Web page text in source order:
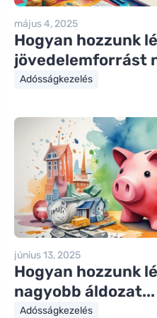
május 4, 2025
Hogyan hozzunk
jövedelemforrást
Adósságkezelés
június 13, 2025
Hogyan hozzunk
nagyobb áldozat...
Adósságkezelés